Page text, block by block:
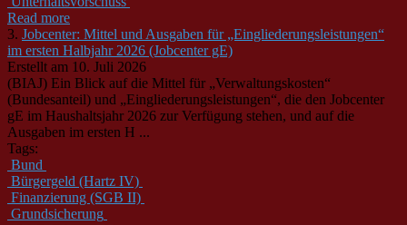
Read more
3. Jobcenter: Mittel und Ausgaben für „Eingliederungsleistungen“
im ersten Halbjahr 2026 (Jobcenter gE)
Erstellt am 10. Juli 2026
(BIAJ) Ein Blick auf die Mittel für „Verwaltungskosten“
(Bundesanteil) und „Eingliederungsleistungen“, die den Jobcenter
gE im Haushaltsjahr 2026 zur Verfügung stehen, und auf die
Ausgaben im ersten H ...
Tags:
Bund
Bürgergeld (Hartz IV)
Finanzierung (SGB II)
Grundsicherung